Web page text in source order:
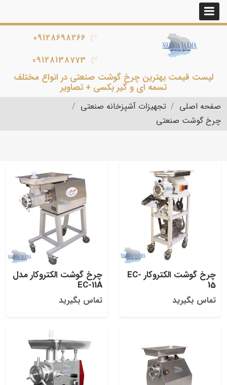
لیست قیمت بهترین چرخ گوشت صنعتی در انواع مختلف
تسمه ای و گیر بکسی + تصاویر
09128698266
09128138773
صفحه اصلی
تجهیزات آشپزخانه صنعتی
چرخ گوشت صنعتی
چرخ گوشت الکتروکار EC-
15
تماس بگیرید
چرخ گوشت الکتروکار مدل
EC-11A
تماس بگیرید